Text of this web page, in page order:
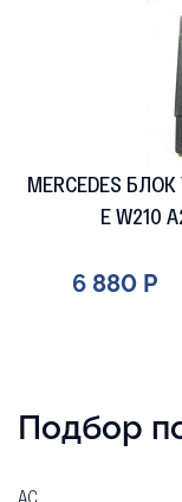
MERCEDES
E W210
6 880 Р
Подбор
AC